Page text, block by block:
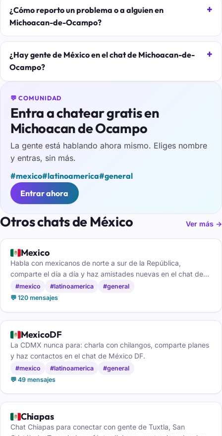
¿Cómo reporto un problema o a alguien en
Michoacan-de-Ocampo?
¿Hay gente de México en el chat de Michoacan-de-
Ocampo?
💬 COMUNIDAD
Entra a chatear gratis en
Michoacan de Ocampo
La gente está hablando ahora mismo. Eliges nombre
y entras, sin más.
#mexico#latinoamerica#general
Entrar ahora
Otros chats de México Ver más →
🇲🇽Mexico
Habla con mexicanos de norte a sur de la República,
comparte el día a día y haz amistades nuevas en el chat de
México.
#mexico #latinoamerica
#general
💬 120 mensajes
🇲🇽MexicoDF
La CDMX nunca para: charla con chilangos, comparte planes
y haz contactos en el chat de México DF.
#mexico #latinoamerica
#general
💬 49 mensajes
🇲🇽Chiapas
Chat Chiapas para conectar con gente de Tuxtla, San